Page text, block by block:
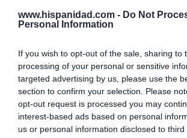
www.hispanidad.com - Do Not
Personal Information
If you wish to opt-out of the sale, sharing to
processing of your personal or sensitive
targeted advertising by us, please use the
section to confirm your selection. Please
opt-out request is processed you may
interest-based ads based on personal
us or personal information disclosed to
Nokia, Ericsson... Huawei: lo
son las patentes
Eulogio López
Isabel Pantoja pierde
con Hacienda por
euros... suma y sigue